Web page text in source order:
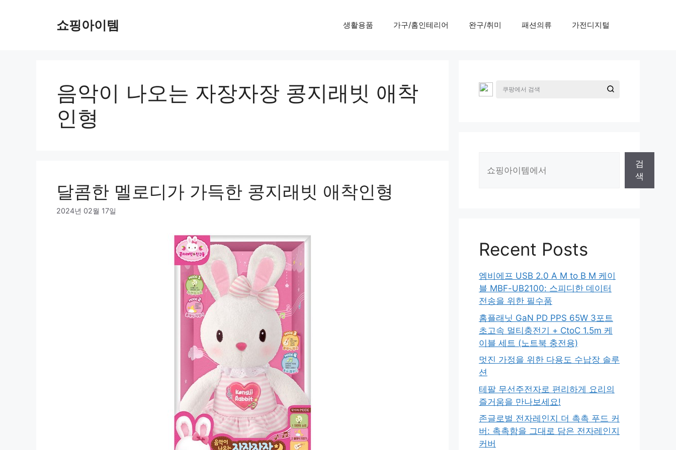
쇼핑아이템 생활용품 가구/홈인테리어 완구/취미 패션의류 가전디지털
음악이 나오는 자장자장 콩지래빗 애착
인형
달콤한 멜로디가 가득한 콩지래빗 애착인형
2024년 02월 17일
검
색
Recent Posts
엠비에프 USB 2.0 A M to B M 케이
블 MBF-UB2100: 스피디한 데이터
전송을 위한 필수품
홈플래닛 GaN PD PPS 65W 3포트
초고속 멀티충전기 + CtoC 1.5m 케
이블 세트 (노트북 충전용)
멋진 가정을 위한 다용도 수납장 솔루
션
테팔 무선주전자로 편리하게 요리의
즐거움을 만나보세요!
존글로벌 전자레인지 더 촉촉 푸드 커
버: 촉촉함을 그대로 담은 전자레인지
커버